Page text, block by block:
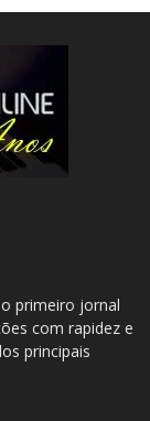
primeiro jornal
com rapidez e
principais